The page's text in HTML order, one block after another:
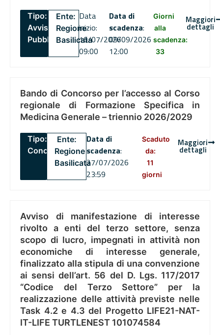
Tipo:
Avviso
Pubblico
Ente:
Regione
Basilicata
Data
inizio:
16/07/2026
09:00
Data di
scadenza:
09/09/2026
12:00
Giorni
alla
scadenza:
33
Maggiori
dettagli
Bando di Concorso per l’accesso al Corso
regionale di Formazione Specifica in
Medicina Generale – triennio 2026/2029
Tipo:
Concorsi
Ente:
Regione
Basilicata
Data di
scadenza:
27/07/2026
23:59
Scaduto
da:
11
giorni
Maggiori
dettagli
Avviso di manifestazione di interesse
rivolto a enti del terzo settore, senza
scopo di lucro, impegnati in attività non
economiche di interesse generale,
finalizzato alla stipula di una convenzione
ai sensi dell’art. 56 del D. Lgs. 117/2017
“Codice del Terzo Settore” per la
realizzazione delle attività previste nelle
Task 4.2 e 4.3 del Progetto LIFE21-NAT-
IT-LIFE TURTLENEST 101074584